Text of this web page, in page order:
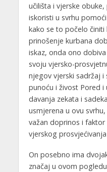
učilišta i vjerske
iskoristi u svrhu
kako se to počelo činiti
prinošenje kurbana
iskaz, onda ono
svoju vjersko-
njegov vjerski sadržaj
punoću i živost Pored i
davanja zekata i
usmjerena u ovu
važan doprinos i
vjerskog
On posebno ima
značaj u ovom